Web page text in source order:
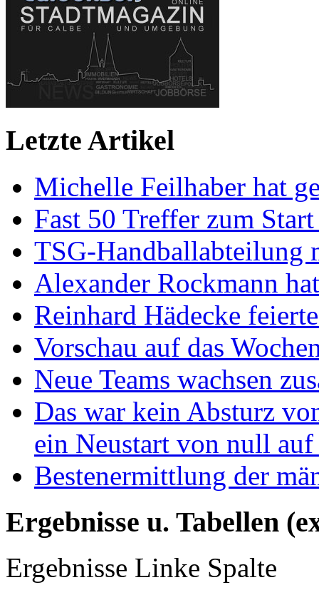
Letzte Artikel
Michelle Feilhaber hat
Fast 50 Treffer zum
TSG-Handballabteilung
Alexander Rockmann
Reinhard Hädecke
Vorschau auf das
Neue Teams wachsen
Das war kein Absturz
ein Neustart von null auf
Bestenermittlung der
Ergebnisse u. Tabellen
Ergebnisse Linke Spalte